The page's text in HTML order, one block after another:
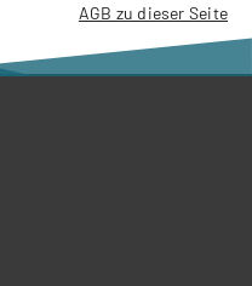
AGB zu dieser Seite